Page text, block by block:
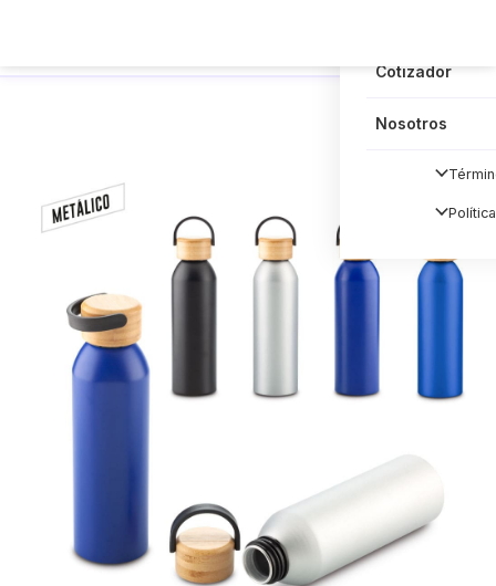
Cotizador
Nosotros